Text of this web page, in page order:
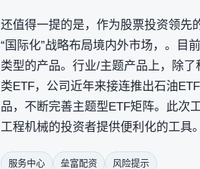
还值得一提的是，作为股票投资领先
“国际化”战略布局境内外市场，。目
类型的产品。行业/主题产品上，除
类ETF，公司近年来接连推出石油
品，不断完善主题型ETF矩阵。此次
工程机械的投资者提供便利化的工具。
服务中心 垒富配资 风险提示